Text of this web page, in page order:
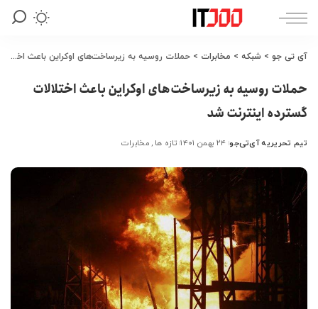
آی تی جو > شبکه > مخابرات > حملات روسیه به زیرساخت‌های اوکراین باعث اختلالات گسترده اینترنت شد
حملات روسیه به زیرساخت‌های اوکراین باعث اختلالات
گسترده اینترنت شد
ارسال
توسط
تیم تحریریه آی‌تی‌جو ۲۴ بهمن ۱۴۰۱ تازه ها مخابرات